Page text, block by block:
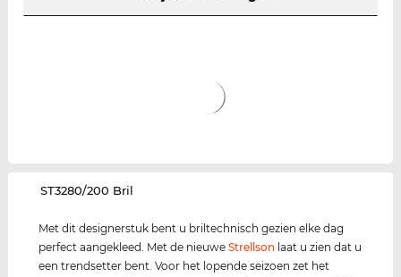
‌ST3280/200 Bril
Met dit designerstuk bent u briltechnisch gezien elke dag
perfect aangekleed. Met de nieuweStrellson laat u zien dat u
een trendsetter bent. Voor het lopende seizoen zet het